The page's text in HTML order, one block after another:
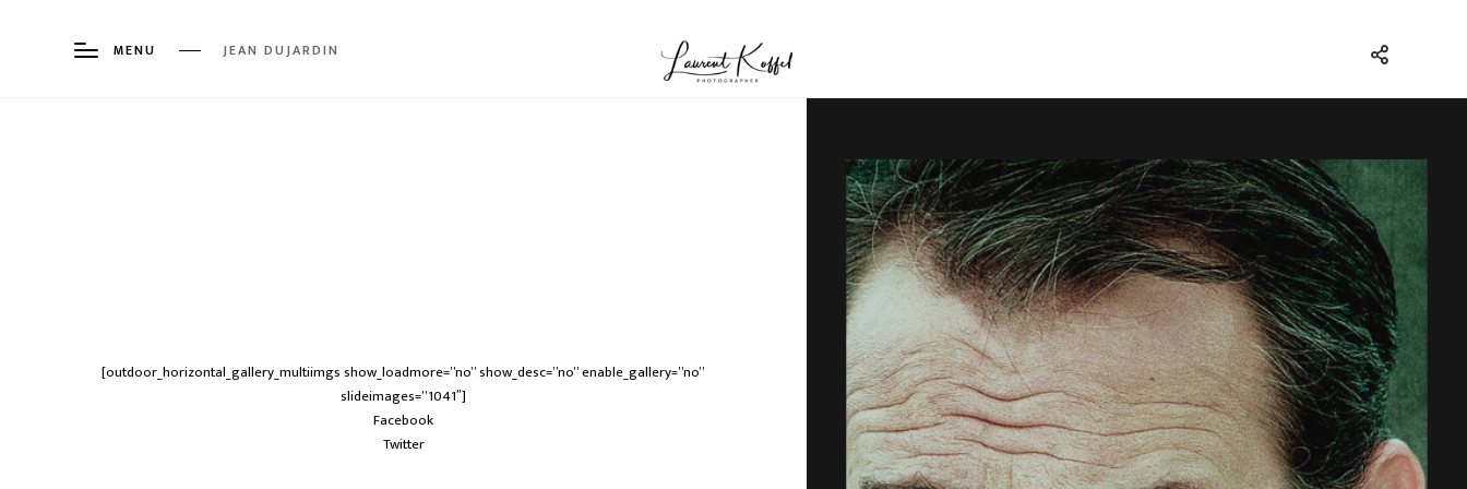
MENU JEAN DUJARDIN
[outdoor_horizontal_gallery_multiimgs show_loadmore=”no” show_desc=”no” enable_gallery=”no”
slideimages=”1041″]
Facebook
Twitter